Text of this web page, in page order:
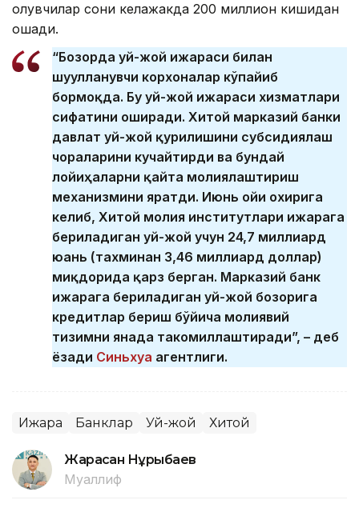
олувчилар сони келажакда 200 миллион кишидан
ошади.
“Бозорда уй-жой ижараси билан
шуғулланувчи корхоналар кўпайиб
бормоқда. Бу уй-жой ижараси хизматлари
сифатини оширади. Хитой марказий банки
давлат уй-жой қурилишини субсидиялаш
чораларини кучайтирди ва бундай
лойиҳаларни қайта молиялаштириш
механизмини яратди. Июнь ойи охирига
келиб, Хитой молия институтлари ижарага
бериладиган уй-жой учун 24,7 миллиард
юань (тахминан 3,46 миллиард доллар)
миқдорида қарз берган. Марказий банк
ижарага бериладиган уй-жой бозорига
кредитлар бериш бўйича молиявий
тизимни янада такомиллаштиради”, – деб
ёзади Синьхуа агентлиги.
Ижара Банклар Уй-жой Хитой
Жарасқан Нұрыбаев
Муаллиф